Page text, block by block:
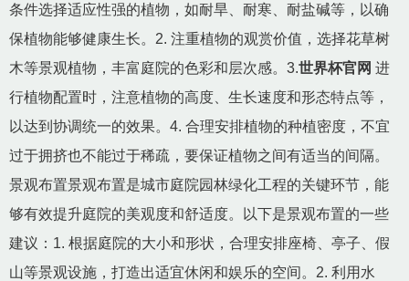
条件选择适应性强的植物，如耐旱、耐寒、耐盐碱等，以确
保植物能够健康生长。2. 注重植物的观赏价值，选择花草树
木等景观植物，丰富庭院的色彩和层次感。3.世界杯官网 进
行植物配置时，注意植物的高度、生长速度和形态特点等，
以达到协调统一的效果。4. 合理安排植物的种植密度，不宜
过于拥挤也不能过于稀疏，要保证植物之间有适当的间隔。
景观布置景观布置是城市庭院园林绿化工程的关键环节，能
够有效提升庭院的美观度和舒适度。以下是景观布置的一些
建议：1. 根据庭院的大小和形状，合理安排座椅、亭子、假
山等景观设施，打造出适宜休闲和娱乐的空间。2. 利用水